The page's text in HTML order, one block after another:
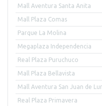
Mall Aventura Santa Anita
Mall Plaza Comas
Parque La Molina
Megaplaza Independencia
Real Plaza Puruchuco
Mall Plaza Bellavista
Mall Aventura San Juan de
Real Plaza Primavera